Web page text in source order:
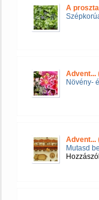
A
Advent...
Növény-
Advent...
Mutasd